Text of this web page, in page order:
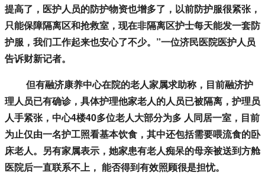
提高了，医护人员的防护物资也增多了，以前防护服很紧张，
只能保障隔离区和抢救室，现在非隔离区护士每天能发一套防
护服，我们工作起来也安心了不少。”一位济民医院医护人员
告诉财新记者。
但有融济康养中心在院的老人家属求助称，目前融济护
理人员已有确诊，具体护理他家老人的人员已被隔离，护理员
人手紧张，中心4楼40多位老人大部分为多 人同居一室，目前
为止仅由一名护工照看基本饮食，其中还包括需要喂流食的卧
床老人。另有家属表示，她家患有老人痴呆的母亲被送到方舱
医院后一直联系不上， 能否得到有效照顾很是担忧。